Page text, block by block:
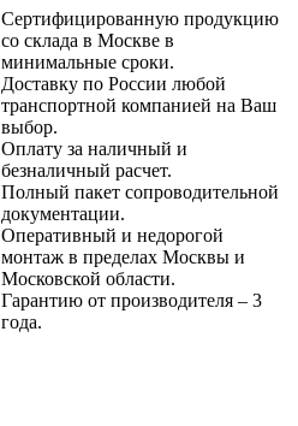
Сертифицированную продукцию
со склада в Москве в
минимальные сроки.
Доставку по России любой
транспортной компанией на Ваш
выбор.
Оплату за наличный и
безналичный расчет.
Полный пакет сопроводительной
документации.
Оперативный и недорогой
монтаж в пределах Москвы и
Московской области.
Гарантию от производителя – 3
года.